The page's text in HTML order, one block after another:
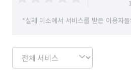
1
*실제 미소에서 서비스를 받은 이용자